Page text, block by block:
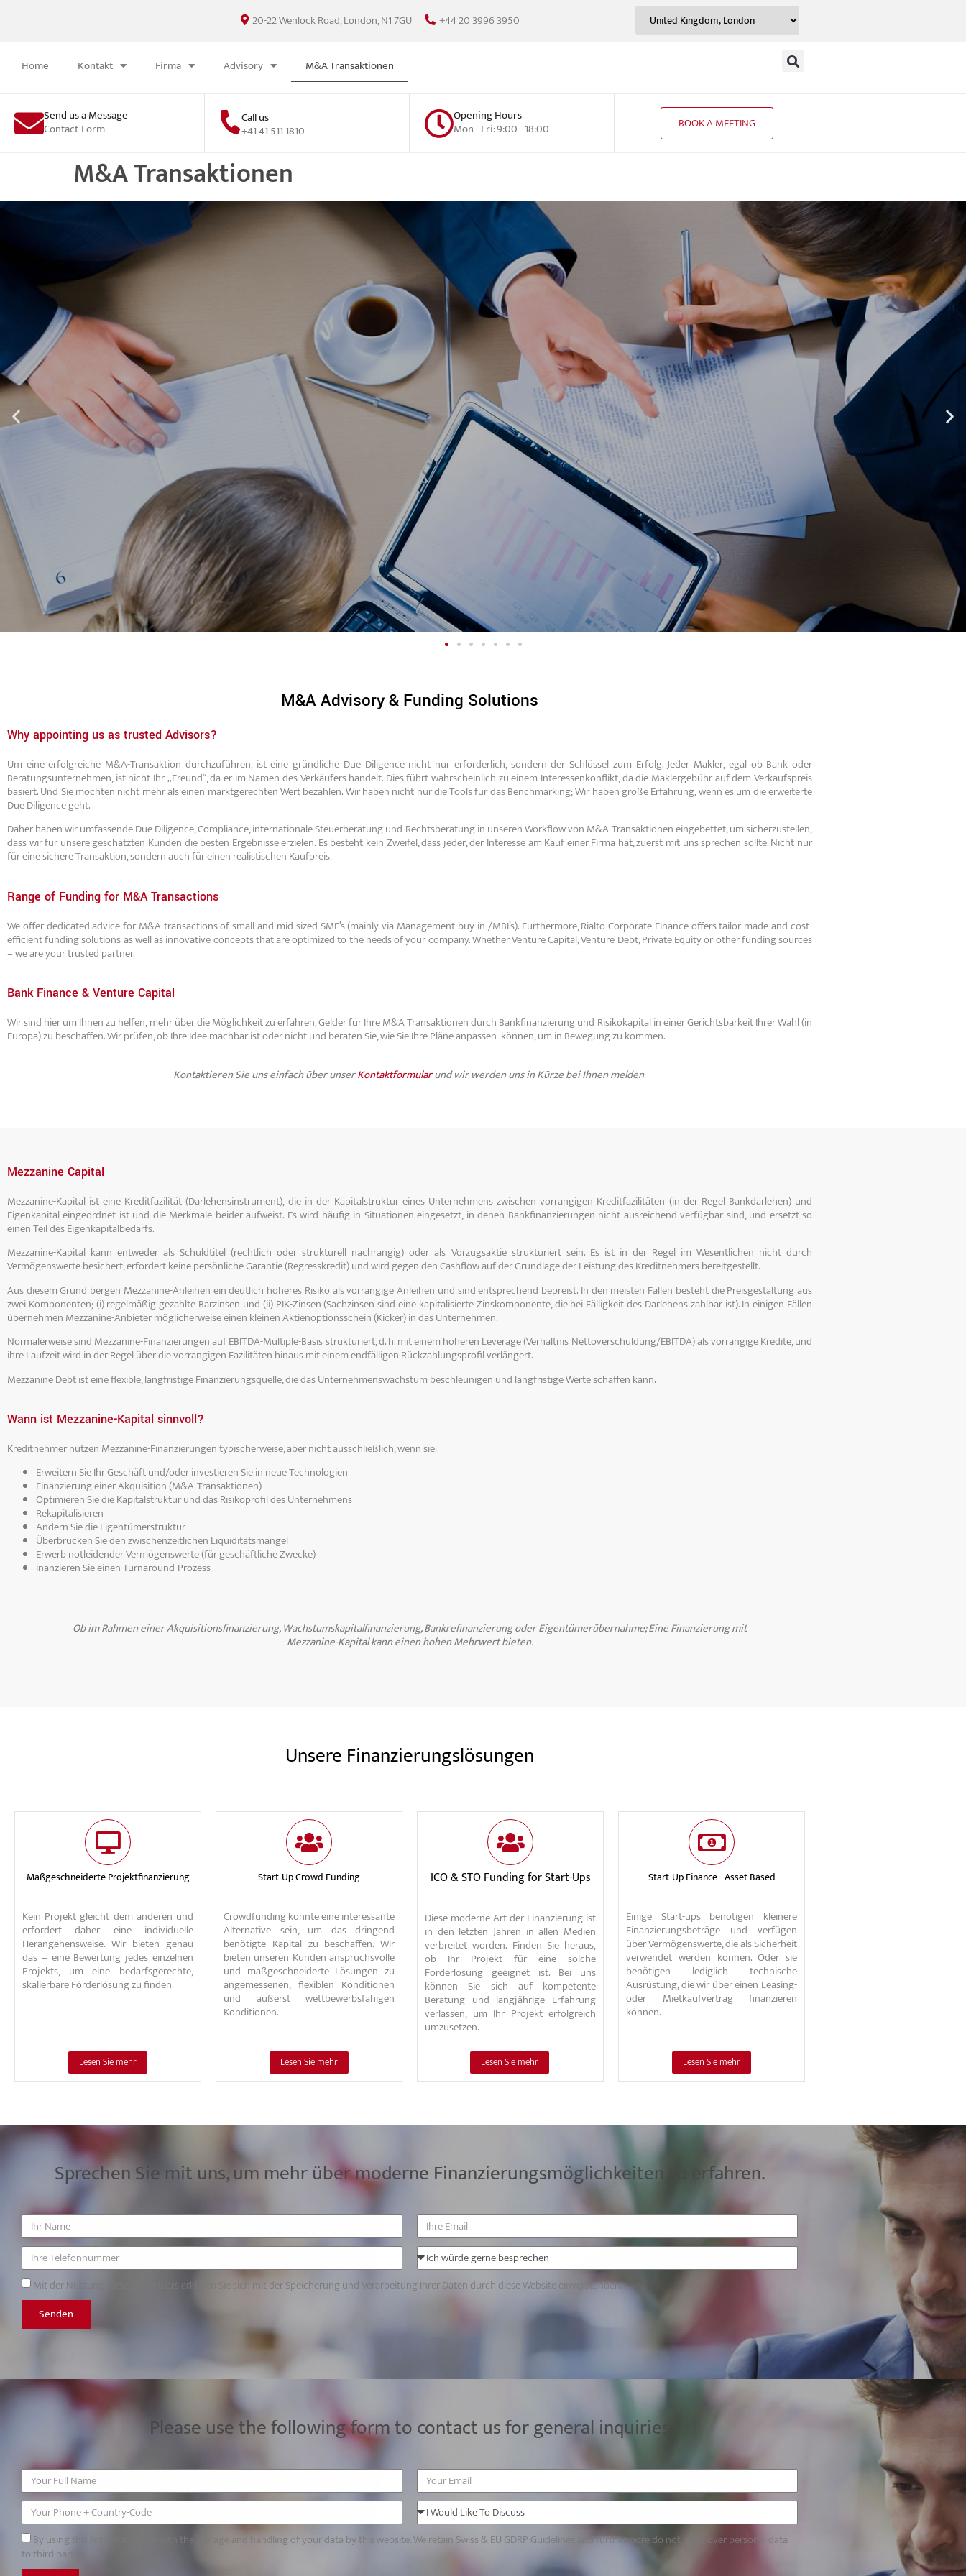
20-22 Wenlock Road, London, N1 7GU +44 20 3996 3950
Home Kontakt Firma Advisory M&A Transaktionen
Send us a Message
Contact-Form
Call us
+41 41 511 1810
Opening Hours
Mon - Fri: 9:00 - 18:00 BOOK A MEETING
M&A Transaktionen
Finanzierungslösungen für Ihre
Kontaktieren Sie uns
M&A Advisory & Funding Solutions
Why appointing us as trusted Advisors?
Um eine erfolgreiche M&A-Transaktion durchzuführen, ist eine gründliche Due Diligence nicht nur erforderlich, sondern der Schlüssel zum Erfolg. Jeder Makler, egal ob Bank oder
Beratungsunternehmen, ist nicht Ihr „Freund“, da er im Namen des Verkäufers handelt. Dies führt wahrscheinlich zu einem Interessenkonflikt, da die Maklergebühr auf dem Verkaufspreis
basiert. Und Sie möchten nicht mehr als einen marktgerechten Wert bezahlen. Wir haben nicht nur die Tools für das Benchmarking; Wir haben große Erfahrung, wenn es um die erweiterte
Due Diligence geht.
Daher haben wir umfassende Due Diligence, Compliance, internationale Steuerberatung und Rechtsberatung in unseren Workflow von M&A-Transaktionen eingebettet, um sicherzustellen,
dass wir für unsere geschätzten Kunden die besten Ergebnisse erzielen. Es besteht kein Zweifel, dass jeder, der Interesse am Kauf einer Firma hat, zuerst mit uns sprechen sollte. Nicht nur
für eine sichere Transaktion, sondern auch für einen realistischen Kaufpreis.
Range of Funding for M&A Transactions
We offer dedicated advice for M&A transactions of small and mid-sized SME’s (mainly via Management-buy-in /MBI’s). Furthermore, Rialto Corporate Finance offers tailor-made and cost-
efficient funding solutions as well as innovative concepts that are optimized to the needs of your company. Whether Venture Capital, Venture Debt, Private Equity or other funding sources
– we are your trusted partner.
Bank Finance & Venture Capital
Wir sind hier um Ihnen zu helfen, mehr über die Möglichkeit zu erfahren, Gelder für Ihre M&A Transaktionen durch Bankfinanzierung und Risikokapital in einer Gerichtsbarkeit Ihrer Wahl (in
Europa) zu beschaffen. Wir prüfen, ob Ihre Idee machbar ist oder nicht und beraten Sie, wie Sie Ihre Pläne anpassen können, um in Bewegung zu kommen.
Kontaktieren Sie uns einfach über unserKontaktformularund wir werden unsin Kürze bei Ihnen melden.
Mezzanine Capital
Mezzanine-Kapital ist eine Kreditfazilität (Darlehensinstrument), die in der Kapitalstruktur eines Unternehmens zwischen vorrangigen Kreditfazilitäten (in der Regel Bankdarlehen) und
Eigenkapital eingeordnet ist und die Merkmale beider aufweist. Es wird häufig in Situationen eingesetzt, in denen Bankfinanzierungen nicht ausreichend verfügbar sind, und ersetzt so
einen Teil des Eigenkapitalbedarfs.
Mezzanine-Kapital kann entweder als Schuldtitel (rechtlich oder strukturell nachrangig) oder als Vorzugsaktie strukturiert sein. Es ist in der Regel im Wesentlichen nicht durch
Vermögenswerte besichert, erfordert keine persönliche Garantie (Regresskredit) und wird gegen den Cashflow auf der Grundlage der Leistung des Kreditnehmers bereitgestellt.
Aus diesem Grund bergen Mezzanine-Anleihen ein deutlich höheres Risiko als vorrangige Anleihen und sind entsprechend bepreist. In den meisten Fällen besteht die Preisgestaltung aus
zwei Komponenten; (i) regelmäßig gezahlte Barzinsen und (ii) PIK-Zinsen (Sachzinsen sind eine kapitalisierte Zinskomponente, die bei Fälligkeit des Darlehens zahlbar ist). In einigen Fällen
übernehmen Mezzanine-Anbieter möglicherweise einen kleinen Aktienoptionsschein (Kicker) in das Unternehmen.
Normalerweise sind Mezzanine-Finanzierungen auf EBITDA-Multiple-Basis strukturiert, d. h. mit einem höheren Leverage (Verhältnis Nettoverschuldung/EBITDA) als vorrangige Kredite, und
ihre Laufzeit wird in der Regel über die vorrangigen Fazilitäten hinaus mit einem endfälligen Rückzahlungsprofil verlängert.
Mezzanine Debt ist eine flexible, langfristige Finanzierungsquelle, die das Unternehmenswachstum beschleunigen und langfristige Werte schaffen kann.
Wann ist Mezzanine-Kapital sinnvoll?
Kreditnehmer nutzen Mezzanine-Finanzierungen typischerweise, aber nicht ausschließlich, wenn sie:
Erweitern Sie Ihr Geschäft und/oder investieren Sie in neue Technologien
Finanzierung einer Akquisition (M&A-Transaktionen)
Optimieren Sie die Kapitalstruktur und das Risikoprofil des Unternehmens
Rekapitalisieren
Ändern Sie die Eigentümerstruktur
Überbrücken Sie den zwischenzeitlichen Liquiditätsmangel
Erwerb notleidender Vermögenswerte (für geschäftliche Zwecke)
inanzieren Sie einen Turnaround-Prozess
Ob im Rahmen einer Akquisitionsfinanzierung, Wachstumskapitalfinanzierung, Bankrefinanzierung oder Eigentümerübernahme; Eine Finanzierung mit
Mezzanine-Kapital kann einen hohen Mehrwert bieten.
Unsere Finanzierungslösungen
Maßgeschneiderte Projektfinanzierung
Kein Projekt gleicht dem anderen und
erfordert daher eine individuelle
Herangehensweise. Wir bieten genau
das – eine Bewertung jedes einzelnen
Projekts, um eine bedarfsgerechte,
skalierbare Förderlösung zu finden.
Lesen Sie mehr
Start-Up Crowd Funding
Crowdfunding könnte eine interessante
Alternative sein, um das dringend
benötigte Kapital zu beschaffen. Wir
bieten unseren Kunden anspruchsvolle
und maßgeschneiderte Lösungen zu
angemessenen, flexiblen Konditionen
und äußerst wettbewerbsfähigen
Konditionen.
Lesen Sie mehr
ICO & STO Funding for Start-Ups
Diese moderne Art der Finanzierung ist
in den letzten Jahren in allen Medien
verbreitet worden. Finden Sie heraus,
ob Ihr Projekt für eine solche
Förderlösung geeignet ist. Bei uns
können Sie sich auf kompetente
Beratung und langjährige Erfahrung
verlassen, um Ihr Projekt erfolgreich
umzusetzen.
Lesen Sie mehr
Start-Up Finance - Asset Based
Einige Start-ups benötigen kleinere
Finanzierungsbeträge und verfügen
über Vermögenswerte, die als Sicherheit
verwendet werden können. Oder sie
benötigen lediglich technische
Ausrüstung, die wir über einen Leasing-
oder Mietkaufvertrag finanzieren
können.
Lesen Sie mehr
Sprechen Sie mit uns, um mehr über moderne Finanzierungsmöglichkeiten zu erfahren.
Mit der Nutzung dieses Formulars erklären Sie sich mit der Speicherung und Verarbeitung Ihrer Daten durch diese Website einverstanden.
Senden
Please use the following form to contact us for general inquiries
By using this form you agree with the storage and handling of your data by this website. We retain Swiss & EU GDRP Guidelines and furthermore do not hand over personal data
to third parties.